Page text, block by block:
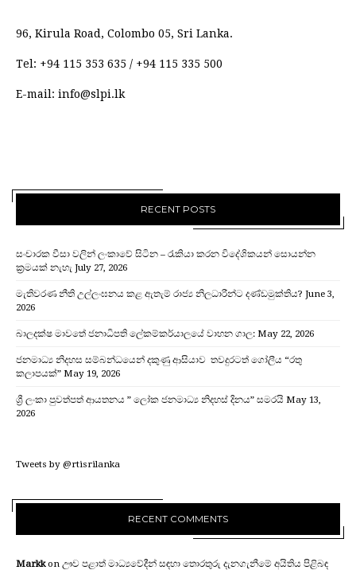
96, Kirula Road, Colombo 05, Sri Lanka.
Tel: +94 115 353 635 / +94 115 335 500
E-mail: info@slpi.lk
RECENT POSTS
සංචාරක වීසා වලින් ලංකාවේ සිටින – රැකියා කරන විදේශිකයන් සොයන්න
ක්‍රමයක් නැහැ July 27, 2026
මැතිවරණ නීති උල්ලංඝනය කළ ඇතැම් රාජ්‍ය නිලධාරීන්ට දණ්ඩමුක්තිය? June 3,
2026
බාලදක්ෂ මාවතේ ජනාධිපති ලේකම්කර්යාලයේ වාහන ගාල: May 22, 2026
ජනමාධ්‍ය නිදහස සම්බන්ධයෙන් දකුණු ආසියාව තවදුරටත් ගෝලීය “රතු
කලාපයක්” May 19, 2026
ශ්‍රී ලංකා පුවත්පත් ආයතනය ” ලෝක ජනමාධ්‍ය නිදහස් දිනය” සමරයි May 13,
2026
Tweets by @rtisrilanka
RECENT COMMENTS
Markkon ඌව පළාත් මාධ්‍යවේදීන් සඳහා තොරතුරු දැනගැනීමේ අයිතිය පිළිබඳ